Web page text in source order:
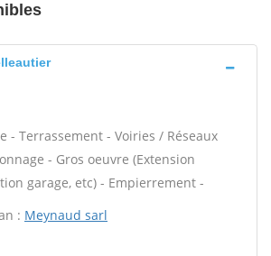
- Terrassement - Voiries / Réseaux
- Gros oeuvre (Extension
garage, etc) - Empierrement -
: Meynaud sarl